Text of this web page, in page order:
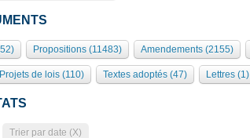
Propositions (11483) Amendements (2155)
Projets de lois (110) Textes adoptés (47) Lettres (1)
Trier par date (X)